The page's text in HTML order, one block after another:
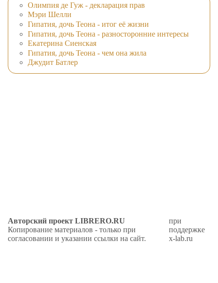
Олимпия де Гуж - декларация прав
Мэри Шелли
Гипатия, дочь Теона - итог её жизни
Гипатия, дочь Теона - разносторонние интересы
Екатерина Сиенская
Гипатия, дочь Теона - чем она жила
Джудит Батлер
Авторский проект LIBRERO.RU
Копирование материалов - только при
согласовании и указании ссылки на сайт.
при
поддержке
x-lab.ru